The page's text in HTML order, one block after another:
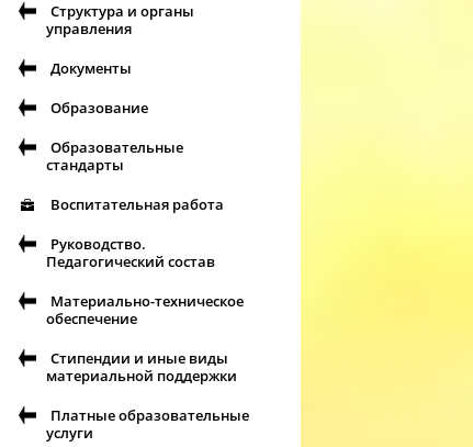
Структура и органы
управления
Документы
Образование
Образовательные
стандарты
Воспитательная работа
Руководство.
Педагогический состав
Материально-техническое
обеспечение
Стипендии и иные виды
материальной поддержки
Платные образовательные
услуги